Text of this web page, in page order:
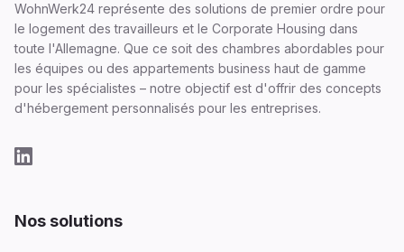
WohnWerk24 représente des solutions de premier ordre pour
le logement des travailleurs et le Corporate Housing dans
toute l'Allemagne. Que ce soit des chambres abordables pour
les équipes ou des appartements business haut de gamme
pour les spécialistes – notre objectif est d'offrir des concepts
d'hébergement personnalisés pour les entreprises.
Nos solutions